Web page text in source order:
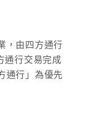
，由四方通行
通行交易完成
通行」為優先